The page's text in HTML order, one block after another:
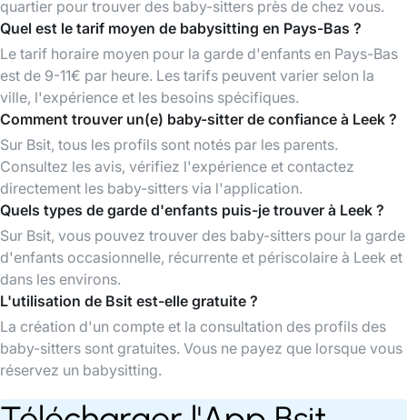
quartier pour trouver des baby-sitters près de chez vous.
Quel est le tarif moyen de babysitting en Pays-Bas ?
Le tarif horaire moyen pour la garde d'enfants en Pays-Bas
est de 9-11€ par heure. Les tarifs peuvent varier selon la
ville, l'expérience et les besoins spécifiques.
Comment trouver un(e) baby-sitter de confiance à Leek ?
Sur Bsit, tous les profils sont notés par les parents.
Consultez les avis, vérifiez l'expérience et contactez
directement les baby-sitters via l'application.
Quels types de garde d'enfants puis-je trouver à Leek ?
Sur Bsit, vous pouvez trouver des baby-sitters pour la garde
d'enfants occasionnelle, récurrente et périscolaire à Leek et
dans les environs.
L'utilisation de Bsit est-elle gratuite ?
La création d'un compte et la consultation des profils des
baby-sitters sont gratuites. Vous ne payez que lorsque vous
réservez un babysitting.